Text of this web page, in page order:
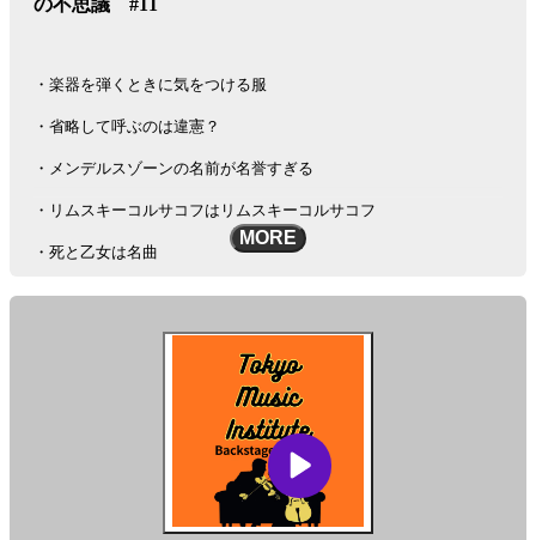
の不思議 #11
・楽器を弾くときに気をつける服
・省略して呼ぶのは違憲？
・メンデルスゾーンの名前が名誉すぎる
・リムスキーコルサコフはリムスキーコルサコフ
・死と乙女は名曲
info@tokyomusiclab.com
https://www.instagram.com/tokyomusicinstitute
このポッドキャストはAIを活用した多言語変換ツール「リングイイ
ネ！」を用いて英語に自動変換されております。固有名詞など翻訳
MORE